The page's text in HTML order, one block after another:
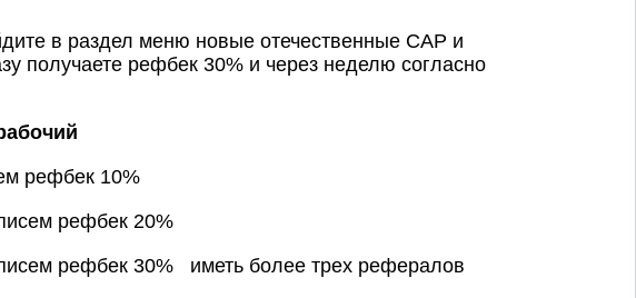
в раздел меню новые отечественные САР и
получаете рефбек 30% и через неделю согласно
рефбек 10%
рефбек 20%
рефбек 30% иметь более трех рефералов